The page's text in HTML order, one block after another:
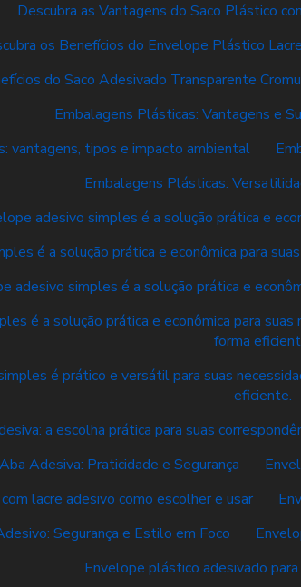
Descubra as Vantagens do Saco Plástico
os Benefícios do Envelope Plástico
do Saco Adesivado Transparente
Embalagens Plásticas: Vantagens e
vantagens, tipos e impacto ambiental
Embalagens Plásticas:
adesivo simples é a solução prática e
é a solução prática e econômica para
adesivo simples é a solução prática e
é a solução prática e econômica para
forma
é prático e versátil para suas
eficiente.
a escolha prática para suas
Adesiva: Praticidade e Segurança
lacre adesivo como escolher e usar
Segurança e Estilo em Foco
Envelope plástico adesivado